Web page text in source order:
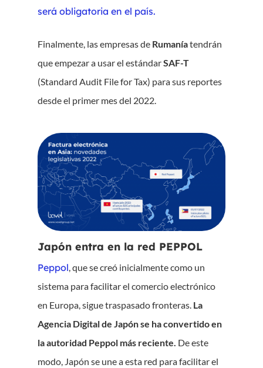
será obligatoria en el país.
Finalmente, las empresas de Rumaníatendrán
que empezar a usar el estándarSAF-T
(Standard Audit File for Tax) para sus reportes
desde el primer mes del 2022.
Japón entra en la red PEPPOL
Peppol, que se creó inicialmente como un
sistema para facilitar el comercio electrónico
en Europa, sigue traspasado fronteras. La
Agencia Digital de Japón se ha convertido en
la autoridad Peppol más reciente. De este
modo, Japón se une a esta red para facilitar el